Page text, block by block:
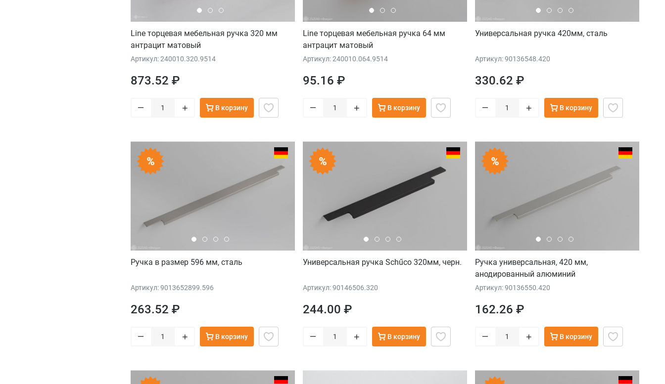
Line торцевая мебельная ручка 320 мм
антрацит матовый
Артикул: 240010.320.9514
873.52 ₽
– + В корзину
Line торцевая мебельная ручка 64 мм
антрацит матовый
Артикул: 240010.064.9514
95.16 ₽
– + В корзину
Универсальная ручка 420мм, сталь
Артикул: 90136548.420
330.62 ₽
– + В корзину
Ручка в размер 596 мм, сталь
Артикул: 9013652899.596
263.52 ₽
– + В корзину
Универсальная ручка Schűco 320мм, черн.
Артикул: 90146506.320
244.00 ₽
– + В корзину
Ручка универсальная, 420 мм,
анодированный алюминий
Артикул: 90136550.420
162.26 ₽
– + В корзину